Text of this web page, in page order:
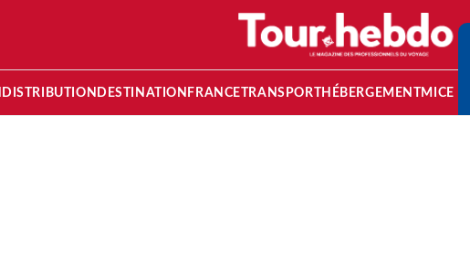
DISTRIBUTION DESTINATION FRANCETRANSPORT HÉBERGEMENTMICE